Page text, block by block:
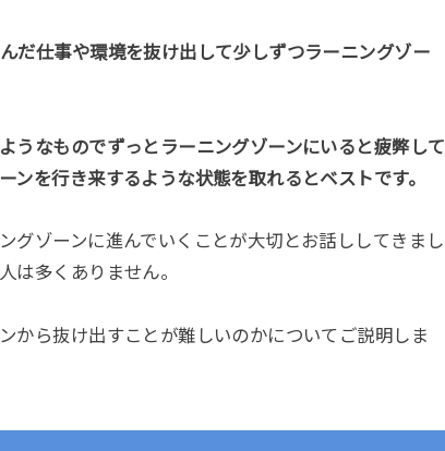
だ仕事や環境を抜け出して少しずつラーニングゾー
うなものでずっとラーニングゾーンにいると疲弊して
ンを行き来するような状態を取れるとベストです。
グゾーンに進んでいくことが大切とお話ししてきまし
は多くありません。
から抜け出すことが難しいのかについてご説明しま